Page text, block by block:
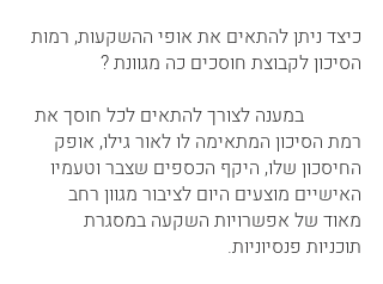
כיצד ניתן להתאים את אופי ההשקעות, רמות
הסיכון לקבוצת חוסכים כה מגוונת ?
            במענה לצורך להתאים לכל חוסך את
רמת הסיכון המתאימה לו לאור גילו, אופק
החיסכון שלו, היקף הכספים שצבר וטעמיו
האישיים מוצעים היום לציבור מגוון רחב
מאוד של אפשרויות השקעה במסגרת
תוכניות פנסיוניות.